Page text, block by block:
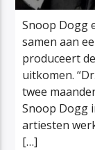
Snoop Dogg
samen aan
produceert
uitkomen.
twee
Snoop Dogg
artiesten
[…]